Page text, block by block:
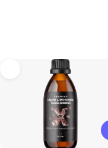
produktů